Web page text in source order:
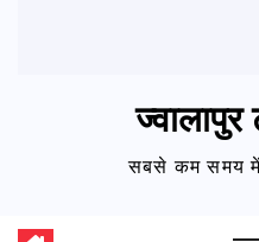
सबसे कम समय